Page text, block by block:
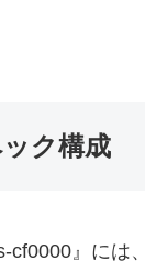
ク構成
cf0000』に